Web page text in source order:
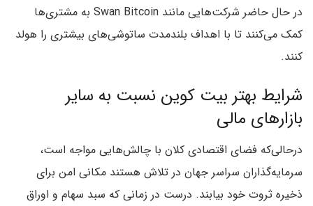
در حال حاضر شرکت‌هایی مانند Swan Bitcoin به مشتری‌ها
کمک می‌کنند تا با اهداف بلندمدت ساتوشی‌های بیشتری را هولد
کنند.
شرایط بهتر بیت کوین نسبت به سایر
بازارهای مالی
درحالی‌که فضای اقتصادی کلان با چالش‌هایی مواجه است،
سرمایه‌گذاران سراسر جهان در تلاش هستند مکانی امن برای
ذخیره ثروت خود بیابند. درست در زمانی که سبد سهام و اوراق